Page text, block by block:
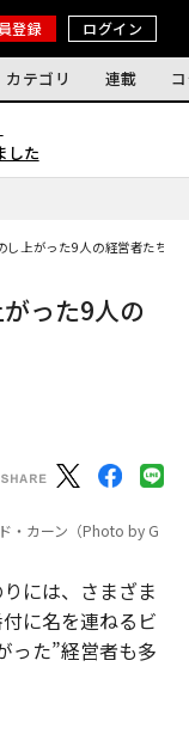
登録 ログイン
カテゴリ 連載
した
し上がった9人の経営者たち
った9人の
・カーン（Photo by G
には、さまざま
に名を連ねるビ
った”経営者も多